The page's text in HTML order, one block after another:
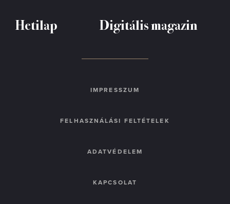
Hetilap Digitális magazin
IMPRESSZUM
FELHASZNÁLÁSI FELTÉTELEK
ADATVÉDELEM
KAPCSOLAT